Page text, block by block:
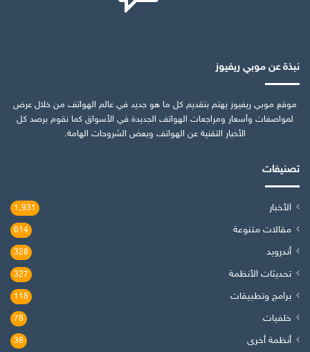
نبذة عن موبي ريفيوز
موقع موبي ريفيوز يهتم بتقديم كل ما هو جديد في عالم الهواتف من خلال عرض
لمواصفات وأسعار ومراجعات الهواتف الجديدة في الأسواق كما نقوم برصد كل
الأخبار التقنية عن الهواتف وبعض الشروحات الهامة.
تصنيفات
الأخبار 1٬931
مقالات متنوعة 614
أندرويد 328
تحديثات الأنظمة 327
برامج وتطبيقات 118
خلفيات 78
أنظمة أخرى 38